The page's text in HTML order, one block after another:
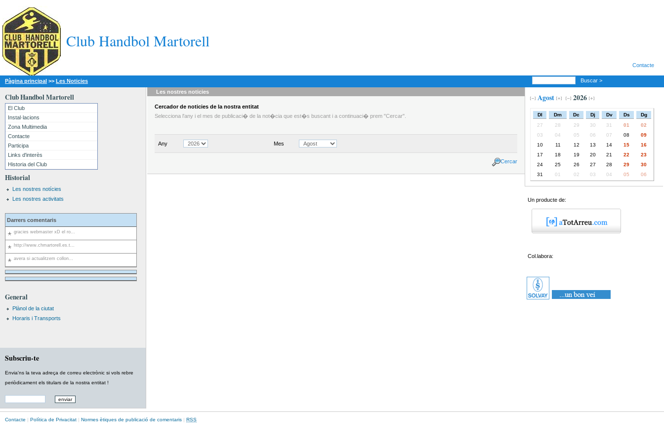
Club Handbol Martorell
Contacte
Pàgina principal >> Les Noticies Buscar >
Club Handbol Martorell
El Club
Instal·lacions
Zona Multimedia
Contacte
Participa
Links d'interès
Historia del Club
Historial
Les nostres notícies
Les nostres activitats
Darrers comentaris
gracies webmaster xD el ro...
http://www.chmartorell.es.t...
avera si actualitzem collon...
General
Plànol de la ciutat
Horaris i Transports
Subscriu-te
Envia'ns la teva adreça de correu electrònic si vols rebre
periòdicament els titulars de la nostra entitat !
Les nostres noticies
Cercadorde noticies de la nostra entitat
Selecciona l'any i el mes de publicaci� de la not�cia que est�s buscant i a continuaci� prem "Cercar".
Any Mes
Cercar
Agost 2026
Dl Dm Dc Dj Dv Ds
Dg
27
28 29 30 31 01
02
03
04 05 06 07 08
09
10
11 12 13 14 15
16
17
18 19 20 21 22
23
24
25 26 27 28 29
30
31
01 02 03 04 05 06
Un producte de:
Col.labora:
Contacte | Política de Privacitat | Normes ètiques de publicació de comentaris | RSS